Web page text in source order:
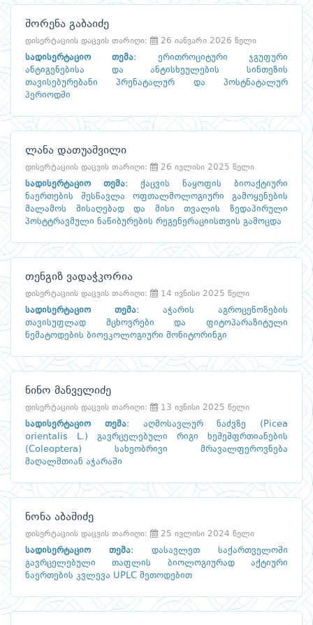
შორენა გაბაიძე
დისერტაციის დაცვის თარიღი: 26 იანვარი 2026 წელი
სადისერტაციო თემა: ერითროციტური ჯგუფური
ანტიგენებისა და ანტისხეულების სინთეზის
თავისებურებანი პრენატალურ და პოსტნატალურ
პერიოდში
ლანა დათუაშვილი
დისერტაციის დაცვის თარიღი: 26 ივლისი 2025 წელი
სადისერტაციო თემა: ქაცვის ნაყოფის ბიოაქტიური
ნაერთების შესწავლა ოფთალმოლოგიური გამოყენების
მალამოს მისაღებად და მისი თვალის ზედაპირული
პოსტტრავმული ნაწიბურების რეგენერაციისთვის გამოცდა
თენგიზ ვადაჭკორია
დისერტაციის დაცვის თარიღი: 14 ივნისი 2025 წელი
სადისერტაციო თემა: აჭარის აგროცენოზების
თავისუფლად მცხოვრები და ფიტოპარაზიტული
ნემატოდების ბიოეკოლოგიური მონიტორინგი
ნინო მანველიძე
დისერტაციის დაცვის თარიღი: 13 ივნისი 2025 წელი
სადისერტაციო თემა: აღმოსავლურ ნაძვზე (Picea
orientalis L.) გავრცელებული რიგი ხეშეშფრთიანების
(Coleoptera) სახეობრივი მრავალფეროვნება
მაღალმთიან აჭარაში
ნონა აბაშიძე
დისერტაციის დაცვის თარიღი: 25 ივლისი 2024 წელი
სადისერტაციო თემა: დასავლეთ საქართველოში
გავრცელებული თაფლის ბიოლოგიურად აქტიური
ნაერთების კვლევა UPLC მეთოდებით